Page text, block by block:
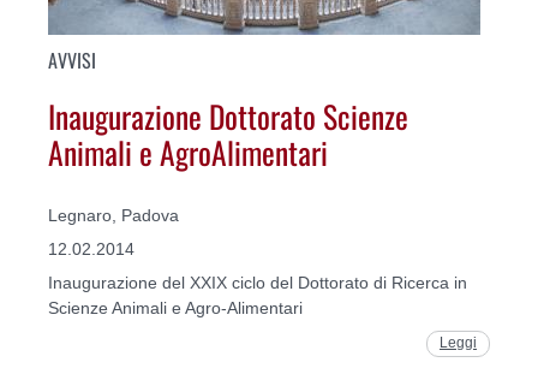
AVVISI
Inaugurazione Dottorato Scienze
Animali e AgroAlimentari
Legnaro, Padova
12.02.2014
Inaugurazione del XXIX ciclo del Dottorato di Ricerca in
Scienze Animali e Agro-Alimentari
Leggi